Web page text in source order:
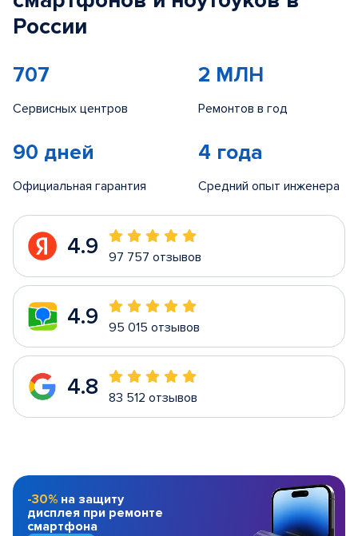
России
707
Сервисных центров
2 МЛН
Ремонтов в год
90 дней
Официальная гарантия
4 года
Средний опыт инженера
4.9 97 757 отзывов
4.9 95 015 отзывов
4.8 83 512 отзывов
-30% на защиту
дисплея при ремонте
смартфона